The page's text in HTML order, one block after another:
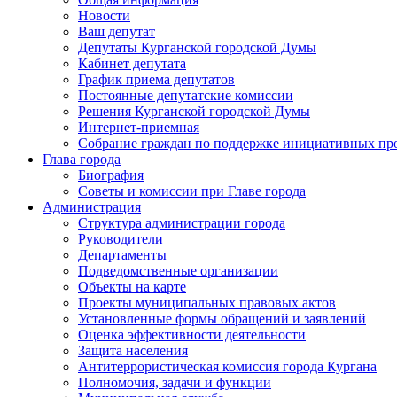
Новости
Ваш депутат
Депутаты Курганской городской Думы
Кабинет депутата
График приема депутатов
Постоянные депутатские комиссии
Решения Курганской городской Думы
Интернет-приемная
Собрание граждан по поддержке инициативных
Глава города
Биография
Советы и комиссии при Главе города
Администрация
Структура администрации города
Руководители
Департаменты
Подведомственные организации
Объекты на карте
Проекты муниципальных правовых актов
Установленные формы обращений и заявлений
Оценка эффективности деятельности
Защита населения
Антитеррористическая комиссия города Кургана
Полномочия, задачи и функции